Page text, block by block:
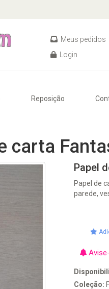
Meus pedidos
Login
Reposição
carta
Papel
Papel de
parede,
Coleção: